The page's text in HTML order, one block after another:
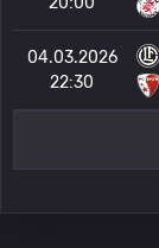
04.03.2026
22:30